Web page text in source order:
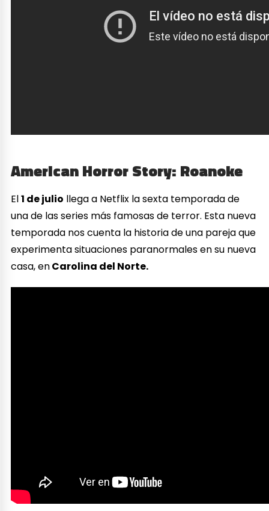
American Horror Story: Roanoke
El1 de julio llega a Netflix la sexta temporada de
una de las series más famosas de terror. Esta nueva
temporada nos cuenta la historia de una pareja que
experimenta situaciones paranormales en su nueva
casa, enCarolina del Norte.